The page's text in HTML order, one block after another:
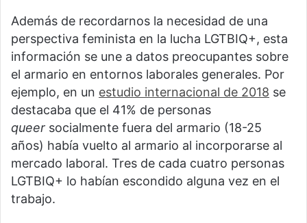
Además de recordarnos la necesidad de una
perspectiva feminista en la lucha LGTBIQ+, esta
información se une a datos preocupantes sobre
el armario en entornos laborales generales. Por
ejemplo, en un estudio internacional de 2018 se
destacaba que el 41% de personas
queer socialmente fuera del armario (18-25
años) había vuelto al armario al incorporarse al
mercado laboral. Tres de cada cuatro personas
LGTBIQ+ lo habían escondido alguna vez en el
trabajo.